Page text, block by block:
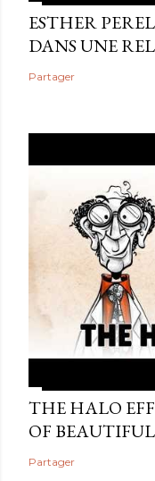
ESTHER
DANS UNE
Partager
THE HALO
OF
Partager